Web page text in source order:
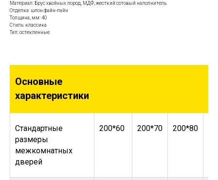
Материал: Брус хвойных пород, МДФ, жесткий сотовый наполнитель.
Отделка: шпон файн-лайн
Толщина, мм: 40
Стиль: классика
Тип: остекленные
Основные
характеристики
Стандартные
размеры
межкомнатных
дверей
200*60 200*70 200*80